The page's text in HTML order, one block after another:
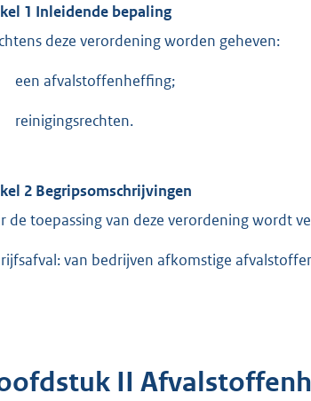
1 Inleidende bepaling
deze verordening worden geheven:
een afvalstoffenheffing;
reinigingsrechten.
2 Begripsomschrijvingen
de toepassing van deze verordening wordt
van bedrijven afkomstige
II